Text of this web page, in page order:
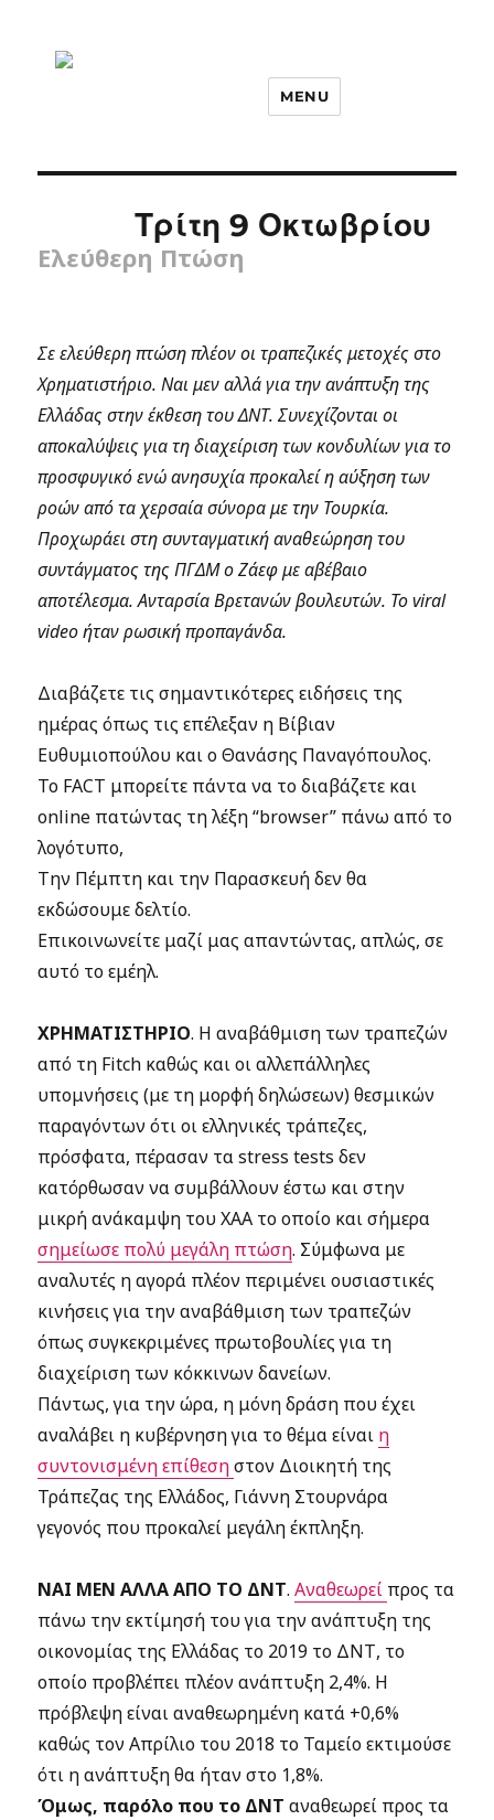
MENU
Τρίτη 9 Οκτωβρίου
Ελεύθερη Πτώση
Σε ελεύθερη πτώση πλέον οι τραπεζικές μετοχές στο
Χρηματιστήριο. Ναι μεν αλλά για την ανάπτυξη της
Ελλάδας στην έκθεση του ΔΝΤ. Συνεχίζονται οι
αποκαλύψεις για τη διαχείριση των κονδυλίων για το
προσφυγικό ενώ ανησυχία προκαλεί η αύξηση των
ροών από τα χερσαία σύνορα με την Τουρκία.
Προχωράει στη συνταγματική αναθεώρηση του
συντάγματος της ΠΓΔΜ ο Ζάεφ με αβέβαιο
αποτέλεσμα. Ανταρσία Βρετανών βουλευτών. Το viral
video ήταν ρωσική προπαγάνδα.
Διαβάζετε τις σημαντικότερες ειδήσεις της
ημέρας όπως τις επέλεξαν η Βίβιαν
Ευθυμιοπούλου και ο Θανάσης Παναγόπουλος.
Το FACT μπορείτε πάντα να το διαβάζετε και
online πατώντας τη λέξη “browser” πάνω από το
λογότυπο,
Την Πέμπτη και την Παρασκευή δεν θα
εκδώσουμε δελτίο.
Επικοινωνείτε μαζί μας απαντώντας, απλώς, σε
αυτό το εμέηλ.
ΧΡΗΜΑΤΙΣΤΗΡΙΟ. Η αναβάθμιση των τραπεζών
από τη Fitch καθώς και οι αλλεπάλληλες
υπομνήσεις (με τη μορφή δηλώσεων) θεσμικών
παραγόντων ότι οι ελληνικές τράπεζες,
πρόσφατα, πέρασαν τα stress tests δεν
κατόρθωσαν να συμβάλλουν έστω και στην
μικρή ανάκαμψη του ΧΑΑ το οποίο και σήμερα
σημείωσε πολύ μεγάλη πτώση. Σύμφωνα με
αναλυτές η αγορά πλέον περιμένει ουσιαστικές
κινήσεις για την αναβάθμιση των τραπεζών
όπως συγκεκριμένες πρωτοβουλίες για τη
διαχείριση των κόκκινων δανείων.
Πάντως, για την ώρα, η μόνη δράση που έχει
αναλάβει η κυβέρνηση για το θέμα είναι η
συντονισμένη επίθεσηστον Διοικητή της
Τράπεζας της Ελλάδος, Γιάννη Στουρνάρα
γεγονός που προκαλεί μεγάλη έκπληξη.
ΝΑΙ ΜΕΝ ΑΛΛΑ ΑΠΟ ΤΟ ΔΝΤ.Αναθεωρεί προς τα
πάνω την εκτίμησή του για την ανάπτυξη της
οικονομίας της Ελλάδας το 2019 το ΔΝΤ, το
οποίο προβλέπει πλέον ανάπτυξη 2,4%. Η
πρόβλεψη είναι αναθεωρημένη κατά +0,6%
καθώς τον Απρίλιο του 2018 το Ταμείο εκτιμούσε
ότι η ανάπτυξη θα ήταν στο 1,8%.
Όμως, παρόλο που το ΔΝΤαναθεωρεί προς τα